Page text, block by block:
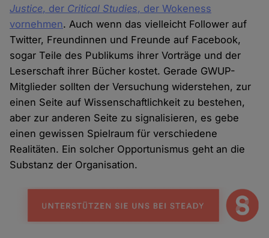
Justice, der Critical Studies, der Wokeness
vornehmen. Auch wenn das vielleicht Follower auf
Twitter, Freundinnen und Freunde auf Facebook,
sogar Teile des Publikums ihrer Vorträge und der
Leserschaft ihrer Bücher kostet. Gerade GWUP-
Mitglieder sollten der Versuchung widerstehen, zur
einen Seite auf Wissenschaftlichkeit zu bestehen,
aber zur anderen Seite zu signalisieren, es gebe
einen gewissen Spielraum für verschiedene
Realitäten. Ein solcher Opportunismus geht an die
Substanz der Organisation.